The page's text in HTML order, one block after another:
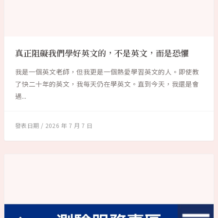
真正阻礙我們學好英文的，不是英文，而是恐懼
我是一個英文老師，但我更是一個熱愛學習英文的人。即使教
了快二十年的英文，我每天仍在學英文。直到今天，我還是會
遇...
2026 年 7 月 7 日